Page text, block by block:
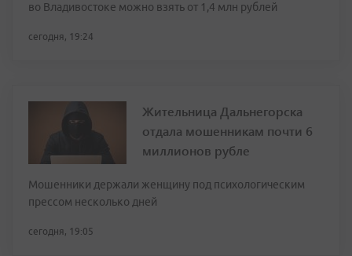
во Владивостоке можно взять от 1,4 млн рублей
сегодня, 19:24
Жительница Дальнегорска
отдала мошенникам почти 6
миллионов рубле
Мошенники держали женщину под психологическим
прессом несколько дней
сегодня, 19:05